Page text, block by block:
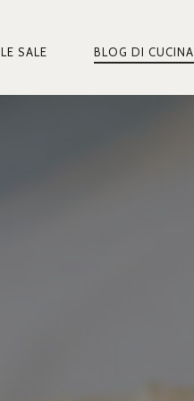
LE SALE BLOG DI CUCINA